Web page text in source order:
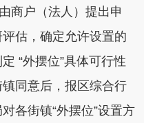
户（法人）提出申
估，确定允许设置的
“外摆位”具体可行性
同意后，报区综合行
各街镇“外摆位”设置方